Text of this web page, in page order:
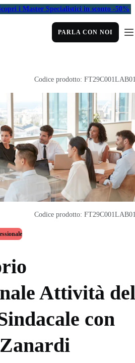
i Master Specialistici in sconto -50%
PARLA CON NOI
Attività del
con
Codice prodotto:
Codice prodotto: